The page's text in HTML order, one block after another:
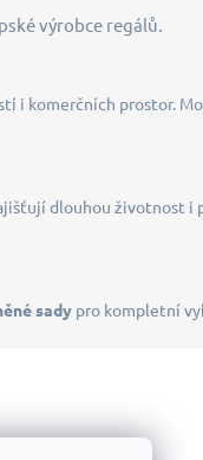
výrobce regálů.
i komerčních prostor.
dlouhou životnost i
sady pro kompletní